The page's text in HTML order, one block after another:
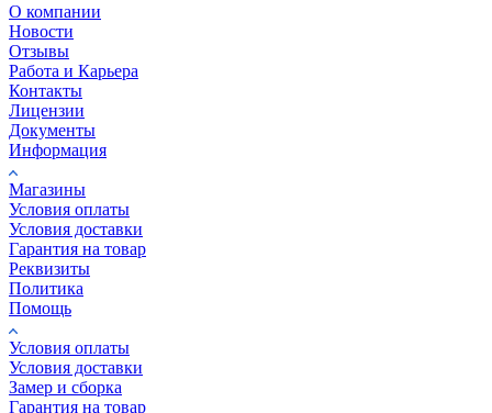
О компании
Новости
Отзывы
Работа и Карьера
Контакты
Лицензии
Документы
Информация
Магазины
Условия оплаты
Условия доставки
Гарантия на товар
Реквизиты
Политика
Помощь
Условия оплаты
Условия доставки
Замер и сборка
Гарантия на товар